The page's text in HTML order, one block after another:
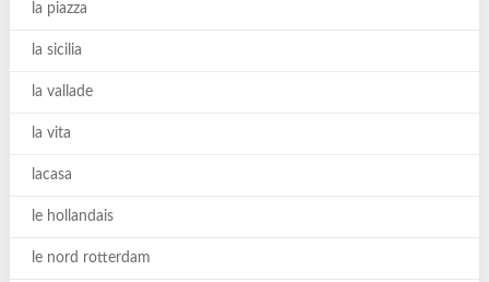
la piazza
la sicilia
la vallade
la vita
lacasa
le hollandais
le nord rotterdam